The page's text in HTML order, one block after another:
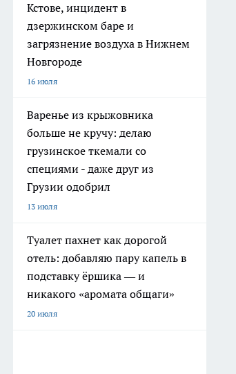
Кстове, инцидент в
дзержинском баре и
загрязнение воздуха в Нижнем
Новгороде
16 июля
Варенье из крыжовника
больше не кручу: делаю
грузинское ткемали со
специями - даже друг из
Грузии одобрил
13 июля
Туалет пахнет как дорогой
отель: добавляю пару капель в
подставку ёршика — и
никакого «аромата общаги»
20 июля